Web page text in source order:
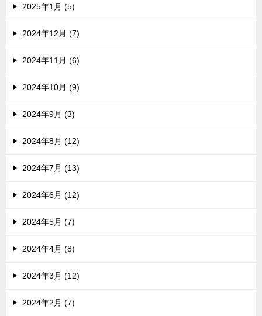
2025年1月 (5)
2024年12月 (7)
2024年11月 (6)
2024年10月 (9)
2024年9月 (3)
2024年8月 (12)
2024年7月 (13)
2024年6月 (12)
2024年5月 (7)
2024年4月 (8)
2024年3月 (12)
2024年2月 (7)